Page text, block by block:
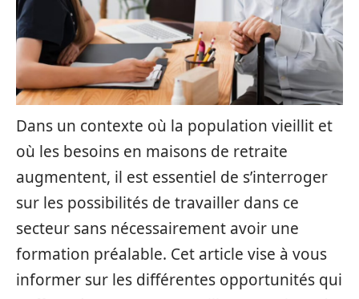
Dans un contexte où la population vieillit et
où les besoins en maisons de retraite
augmentent, il est essentiel de s’interroger
sur les possibilités de travailler dans ce
secteur sans nécessairement avoir une
formation préalable. Cet article vise à vous
informer sur les différentes opportunités qui